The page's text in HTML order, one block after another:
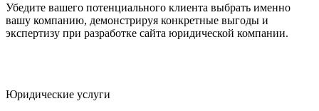
Убедите вашего потенциального клиента выбрать именно
вашу компанию, демонстрируя конкретные выгоды и
экспертизу при разработке сайта юридической компании.
Юридические услуги